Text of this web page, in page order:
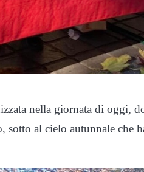
nella giornata di oggi,
al cielo autunnale che